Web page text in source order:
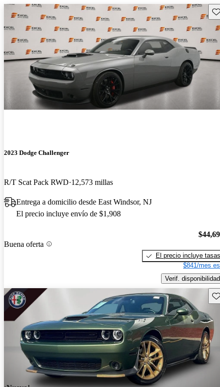
2023 Dodge Challenger
R/T Scat Pack RWD 12,573 millas
Entrega a domicilio desde East Windsor, NJ
El precio incluye envío de $1,908
Buena oferta
El precio incluye tasas
$841/mes
Verif. disponibilidad